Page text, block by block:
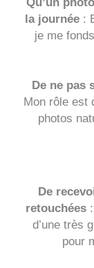
Qu’un
la journée:
je me
De ne pas
Mon rôle est
photos
De
retouchées:
d’une très
pour